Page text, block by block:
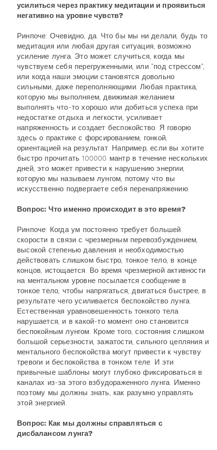
усилиться через практику медитации и проявиться
негативно на уровне чувств?
Ринпоче: Очевидно, да. Что бы мы ни делали, будь то
медитация или любая другая ситуация, возможно
усиление лунга. Это может случиться, когда мы
чувствуем себя перегруженными, или "под стрессом",
или когда наши эмоции становятся довольно
сильными, даже переполняющими. Любая практика,
которую мы выполняем, движимая желанием
выполнять что-то хорошо или добиться успеха при
недостатке отдыха и легкости, усиливает
напряженность и создает беспокойство. Я говорю
здесь о практике с форсированием, гонкой,
ориентацией на результат. Например, если вы хотите
быстро прочитать 100000 мантр в течение нескольких
дней, это может привести к нарушению энергии,
которую мы называем лунгом, потому что вы
искусственно подвергаете себя перенапряжению.
Вопрос: Что именно происходит в это время?
Ринпоче: Когда ум постоянно требует большей
скорости в связи с чрезмерным перевозбуждением,
высокой степенью давления и необходимостью
действовать слишком быстро, тонкое тело, в конце
концов, истощается. Во время чрезмерной активности
на ментальном уровне посылается сообщение в
тонкое тело, чтобы напрягаться, двигаться быстрее, в
результате чего усиливается беспокойство лунга.
Естественная уравновешенность тонкого тела
нарушается, и в какой-то момент оно становится
беспокойным лунгом. Кроме того, состояния слишком
большой серьезности, зажатости, сильного цепляния и
ментального беспокойства могут привести к чувству
тревоги и беспокойства в тонком теле. И эти
привычные шаблоны могут глубоко фиксироваться в
каналах из-за этого взбудораженного лунга. Именно
поэтому мы должны знать, как разумно управлять
этой энергией.
Вопрос: Как мы должны справляться с
дисбалансом лунга?